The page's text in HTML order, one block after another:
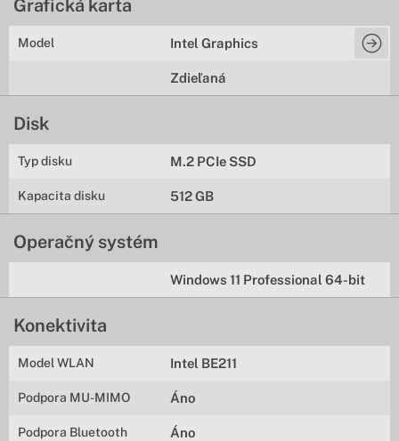
Grafická karta
Model Intel Graphics
Zdieľaná
Disk
Typ disku M.2 PCIe SSD
Kapacita disku 512 GB
Operačný systém
Windows 11 Professional 64-bit
Konektivita
Model WLAN Intel BE211
Podpora MU-MIMO Áno
Podpora Bluetooth Áno